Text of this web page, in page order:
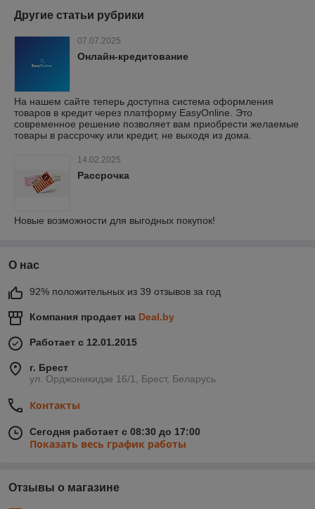
Другие статьи рубрики
07.07.2025
Онлайн-кредитование
На нашем сайте теперь доступна система оформления
товаров в кредит через платформу EasyOnline. Это
современное решение позволяет вам приобрести желаемые
товары в рассрочку или кредит, не выходя из дома.
14.02.2025
Рассрочка
Новые возможности для выгодных покупок!
О нас
92% положительных из 39 отзывов за год
Компания продает на Deal.by
Работает с 12.01.2015
г. Брест
ул. Орджоникидзе 16/1, Брест, Беларусь
Контакты
Сегодня работает с 08:30 до 17:00
Показать весь график работы
Отзывы о магазине